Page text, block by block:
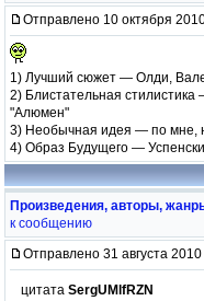
Отправлено 10 октября
1) Лучший сюжет — Олди,
2) Блистательная
"Алюмен"
3) Необычная идея — по мне,
4) Образ Будущего —
Произведения, авторы,
к сообщению
Отправлено 31 августа 2010
цитата SergUMlfRZN